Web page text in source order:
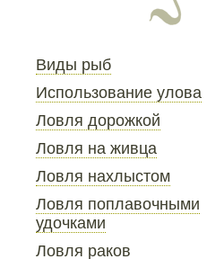
Виды рыб
Использование улова
Ловля дорожкой
Ловля на живца
Ловля нахлыстом
Ловля поплавочными
удочками
Ловля раков